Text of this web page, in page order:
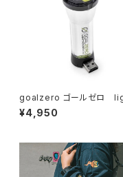
goalzero ゴールゼロ
ouse micro flash
¥4,950